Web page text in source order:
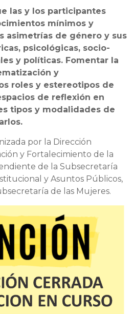
las y los participantes
mínimos y
asimetrías de género y sus
psicológicas, socio-
y políticas. Fomentar la
y
roles y estereotipos de
de reflexión en
tipos y modalidades de
por la Dirección
y Fortalecimiento de la
de la Subsecretaría
y Asuntos Públicos,
de las Mujeres.